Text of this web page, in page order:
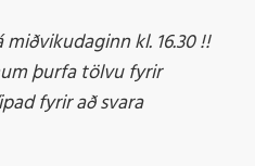
kl. 16.30 !!
þurfa tölvu fyrir
fyrir að svara